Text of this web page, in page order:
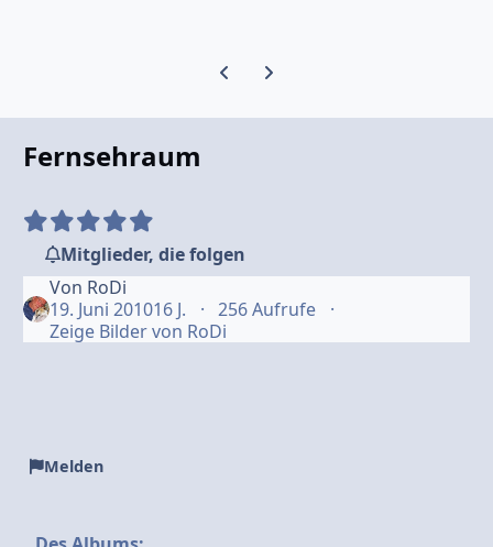
Vorherige Karussell-Folie
Nächste Karussell-Folie
Fernsehraum
Mitglieder, die folgen
Von RoDi
19. Juni 201016 J.
256 Aufrufe
Zeige Bilder von RoDi
Melden